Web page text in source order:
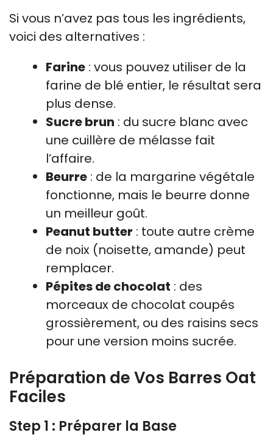
Si vous n’avez pas tous les ingrédients,
voici des alternatives :
Farine : vous pouvez utiliser de la
farine de blé entier, le résultat sera
plus dense.
Sucre brun : du sucre blanc avec
une cuillère de mélasse fait
l’affaire.
Beurre : de la margarine végétale
fonctionne, mais le beurre donne
un meilleur goût.
Peanut butter : toute autre crème
de noix (noisette, amande) peut
remplacer.
Pépites de chocolat : des
morceaux de chocolat coupés
grossièrement, ou des raisins secs
pour une version moins sucrée.
Préparation de Vos Barres Oat
Faciles
Step 1 : Préparer la Base